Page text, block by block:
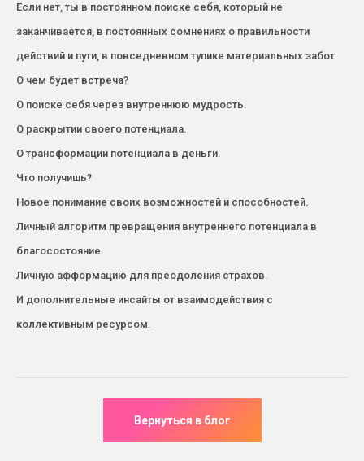
Если нет, ты в постоянном поиске себя, который не
заканчивается, в постоянных сомнениях о правильности
действий и пути, в повседневном тупике материальных забот.
О чем будет встреча?
О поиске себя через внутреннюю мудрость.
О раскрытии своего потенциала.
О трансформации потенциала в деньги.
Что получишь?
Новое понимание своих возможностей и способностей.
Личный алгоритм превращения внутреннего потенциала в
благосостояние.
Личную афформацию для преодоления страхов.
И дополнительные инсайты от взаимодействия с
коллективным ресурсом.